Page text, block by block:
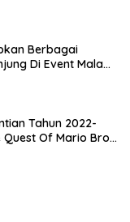
Berbagai
Di Event Malam
Tahun 2022-
Quest Of Mario Bros